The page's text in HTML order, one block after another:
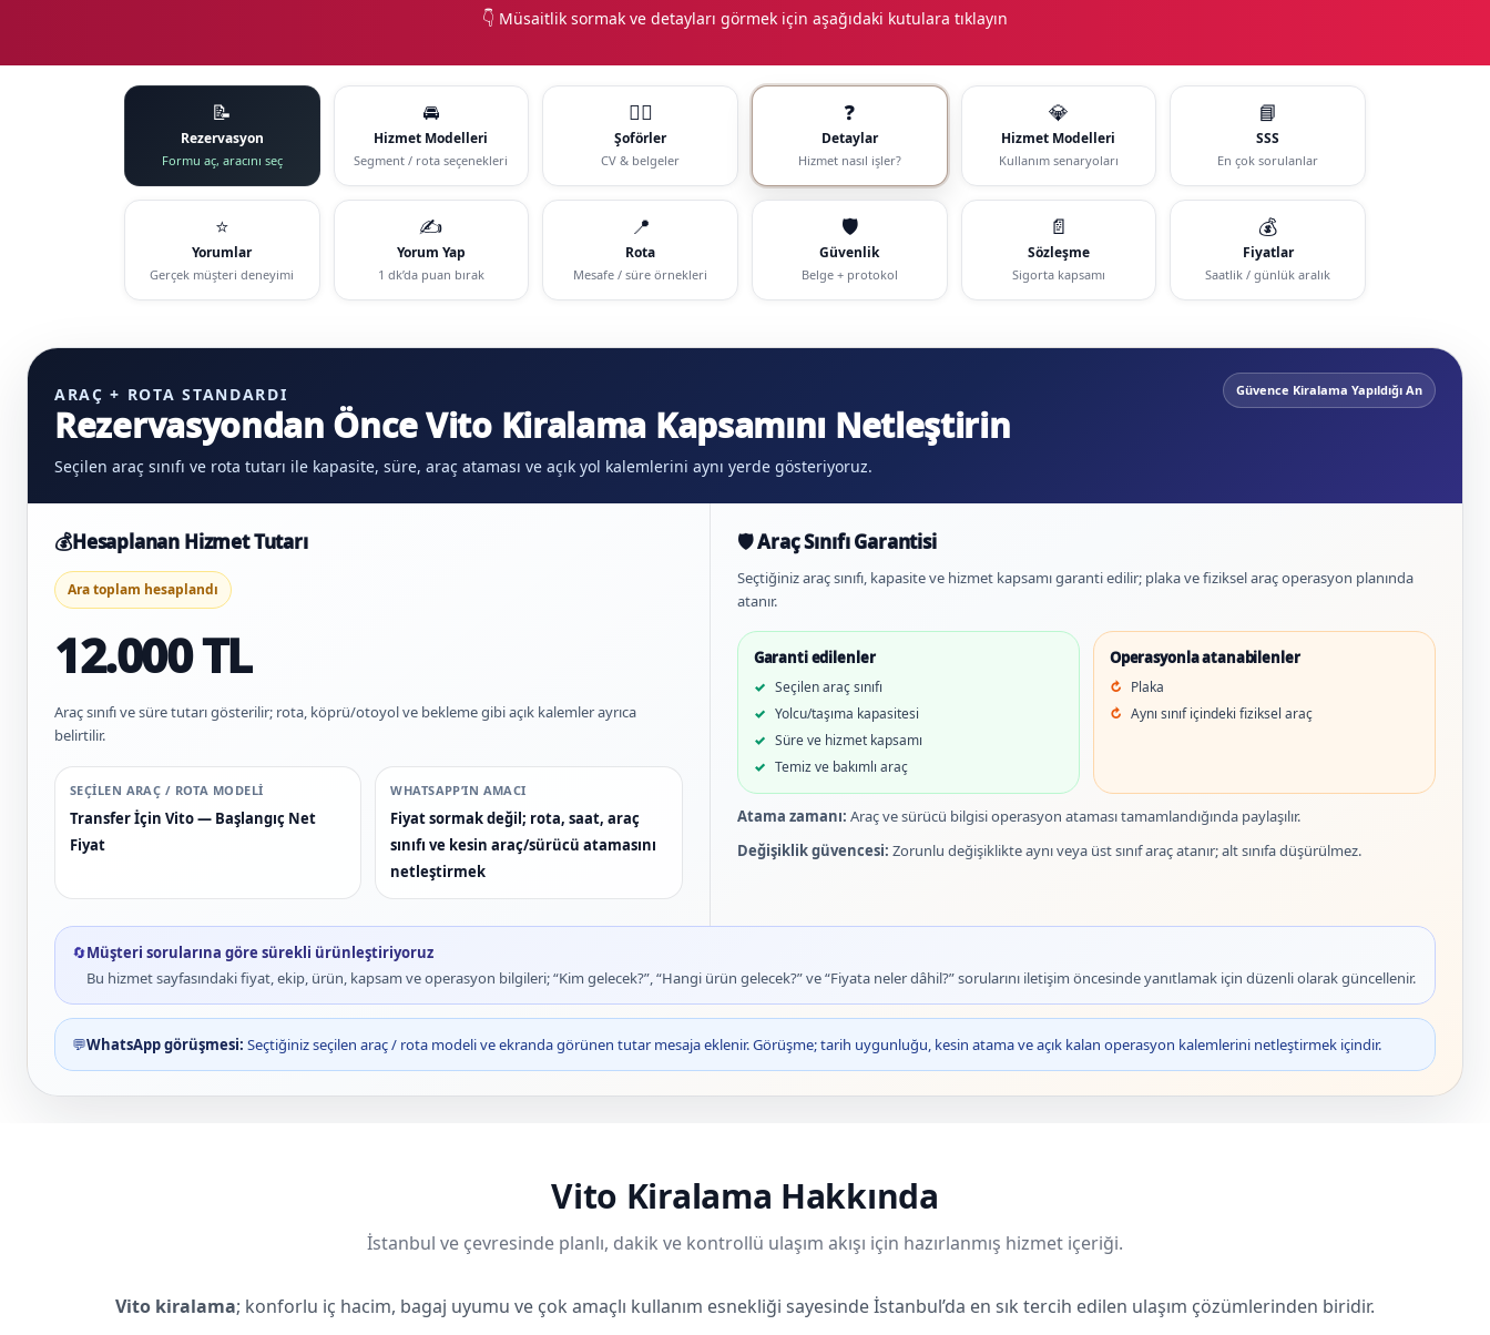
👇 Müsaitlik sormak ve detayları görmek için aşağıdaki kutulara tıklayın
📝
Rezervasyon
Formu aç, aracını seç
🚘
Hizmet Modelleri
Segment / rota seçenekleri
🧑‍✈️
Şoförler
CV & belgeler
❓
Detaylar
Hizmet nasıl işler?
💎
Hizmet Modelleri
Kullanım senaryoları
📘
SSS
En çok sorulanlar
⭐
Yorumlar
Gerçek müşteri deneyimi
✍️
Yorum Yap
1 dk’da puan bırak
📍
Rota
Mesafe / süre örnekleri
🛡️
Güvenlik
Belge + protokol
📄
Sözleşme
Sigorta kapsamı
💰
Fiyatlar
Saatlik / günlük aralık
ARAÇ + ROTA STANDARDI
Rezervasyondan Önce Vito Kiralama Kapsamını Netleştirin
Seçilen araç sınıfı ve rota tutarı ile kapasite, süre, araç ataması ve açık yol kalemlerini aynı yerde gösteriyoruz.
Güvence Kiralama Yapıldığı An
💰Hesaplanan Hizmet Tutarı
Ara toplam hesaplandı
12.000 TL
Araç sınıfı ve süre tutarı gösterilir; rota, köprü/otoyol ve bekleme gibi açık kalemler ayrıca
belirtilir.
SEÇILEN ARAÇ / ROTA MODELI
Transfer İçin Vito — Başlangıç Net
Fiyat
WHATSAPP’IN AMACI
Fiyat sormak değil; rota, saat, araç
sınıfı ve kesin araç/sürücü atamasını
netleştirmek
🛡️ Araç Sınıfı Garantisi
Seçtiğiniz araç sınıfı, kapasite ve hizmet kapsamı garanti edilir; plaka ve fiziksel araç operasyon planında
atanır.
Garanti edilenler
Seçilen araç sınıfı
Yolcu/taşıma kapasitesi
Süre ve hizmet kapsamı
Temiz ve bakımlı araç
Operasyonla atanabilenler
Plaka
Aynı sınıf içindeki fiziksel araç
Atama zamanı: Araç ve sürücü bilgisi operasyon ataması tamamlandığında paylaşılır.
Değişiklik güvencesi: Zorunlu değişiklikte aynı veya üst sınıf araç atanır; alt sınıfa düşürülmez.
🔄Müşteri sorularına göre sürekli ürünleştiriyoruz
Bu hizmet sayfasındaki fiyat, ekip, ürün, kapsam ve operasyon bilgileri; “Kim gelecek?”, “Hangi ürün gelecek?” ve “Fiyata neler dâhil?” sorularını iletişim öncesinde yanıtlamak için düzenli olarak güncellenir.
💬WhatsApp görüşmesi: Seçtiğiniz seçilen araç / rota modeli ve ekranda görünen tutar mesaja eklenir. Görüşme; tarih uygunluğu, kesin atama ve açık kalan operasyon kalemlerini netleştirmek içindir.
Vito Kiralama Hakkında
İstanbul ve çevresinde planlı, dakik ve kontrollü ulaşım akışı için hazırlanmış hizmet içeriği.
Vito kiralama; konforlu iç hacim, bagaj uyumu ve çok amaçlı kullanım esnekliği sayesinde İstanbul’da en sık tercih edilen ulaşım çözümlerinden biridir.